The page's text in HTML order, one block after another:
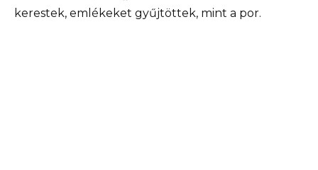
kerestek, emlékeket gyűjtöttek, mint a por.